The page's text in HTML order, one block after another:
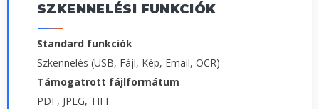
SZKENNELÉSI FUNKCIÓK
Standard funkciók
Szkennelés (USB, Fájl, Kép, Email, OCR)
Támogatrott fájlformátum
PDF, JPEG, TIFF